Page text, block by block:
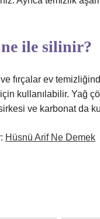
ile silinir?
fırçalar ev
kullanılabilir. Yağ
ve karbonat da
Hüsnü Arif Ne Demek